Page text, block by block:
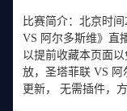
比赛简介：北京时
VS 阿尔多斯维》直
以提前收藏本页面
放，圣塔菲联 VS
更新， 无需插件，